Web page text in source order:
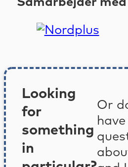
Looking
for
something
in
Or
have